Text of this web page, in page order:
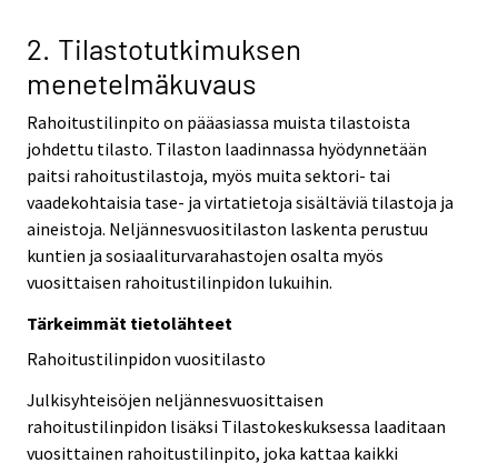
2. Tilastotutkimuksen
menetelmäkuvaus
Rahoitustilinpito on pääasiassa muista tilastoista
johdettu tilasto. Tilaston laadinnassa hyödynnetään
paitsi rahoitustilastoja, myös muita sektori- tai
vaadekohtaisia tase- ja virtatietoja sisältäviä tilastoja ja
aineistoja. Neljännesvuositilaston laskenta perustuu
kuntien ja sosiaaliturvarahastojen osalta myös
vuosittaisen rahoitustilinpidon lukuihin.
Tärkeimmät tietolähteet
Rahoitustilinpidon vuositilasto
Julkisyhteisöjen neljännesvuosittaisen
rahoitustilinpidon lisäksi Tilastokeskuksessa laaditaan
vuosittainen rahoitustilinpito, joka kattaa kaikki